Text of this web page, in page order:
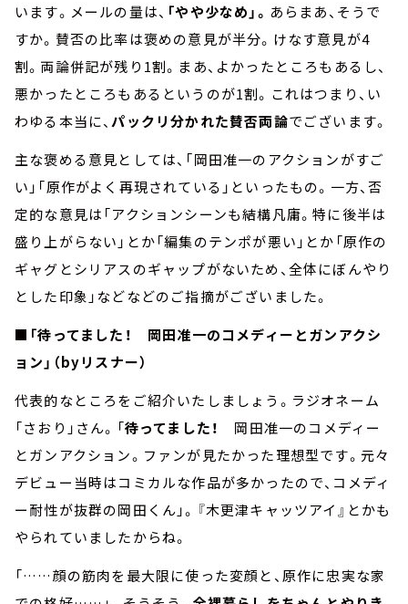
います。メールの量は、 「やや少なめ」。 あらまあ、そうで
すか。賛否の比率は褒めの意見が半分。けなす意見が4
割。両論併記が残り1割。まあ、よかったところもあるし、
悪かったところもあるというのが1割。これはつまり、い
わゆる本当に、 パックリ分かれた賛否両論でございます。
主な褒める意見としては、「岡田准一のアクションがすご
い」「原作がよく再現されている」といったもの。一方、否
定的な意見は「アクションシーンも結構凡庸。特に後半は
盛り上がらない」とか「編集のテンポが悪い」とか「原作の
ギャグとシリアスのギャップがないため、全体にぼんやり
とした印象」などなどのご指摘がございました。
■「待ってました！ 岡田准一のコメディーとガンアクシ
ョン」（byリスナー）
代表的なところをご紹介いたしましょう。ラジオネーム
「さおり」さん。「待ってました！ 岡田准一のコメディー
とガンアクション。ファンが見たかった理想型です。元々
デビュー当時はコミカルな作品が多かったので、コメディ
ー耐性が抜群の岡田くん」。『木更津キャッツアイ』とかも
やられていましたからね。
「……顔の筋肉を最大限に使った変顔と、原作に忠実な家